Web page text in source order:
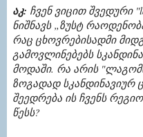
აკ: ჩვენ ვიცით შვედური
ნიშნავს „ზუსტ
რაც ცხოვრებისადმი
გამოვლინებებს
მოდაში. რა არის
ზოგადად სკანდინავიურ
შეედრება ის ჩვენს
წესს?